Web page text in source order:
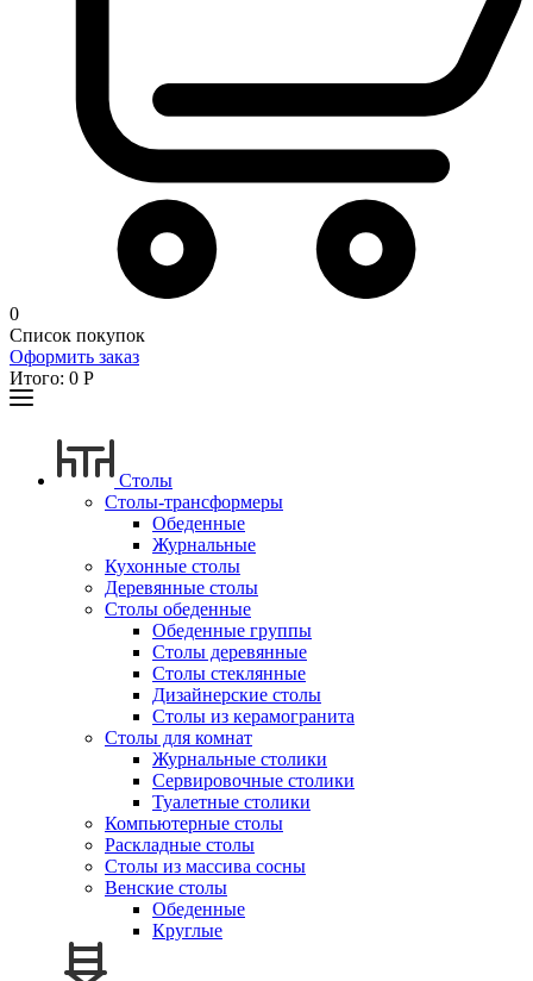
0
Список покупок
Оформить заказ
Итого: 0 Р
Столы
Столы-трансформеры
Обеденные
Журнальные
Кухонные столы
Деревянные столы
Столы обеденные
Обеденные группы
Столы деревянные
Столы стеклянные
Дизайнерские столы
Столы из керамогранита
Столы для комнат
Журнальные столики
Сервировочные столики
Туалетные столики
Компьютерные столы
Раскладные столы
Столы из массива сосны
Венские столы
Обеденные
Круглые